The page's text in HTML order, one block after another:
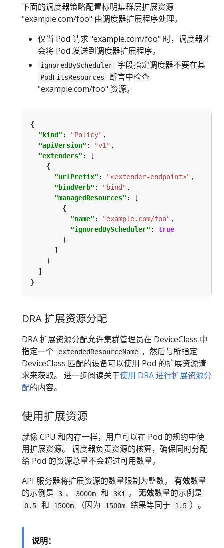
下面的调度器策略配置标明集群层扩展资源
"example.com/foo" 由调度器扩展程序处理。
仅当 Pod 请求 "example.com/foo" 时，调度器才
会将 Pod 发送到调度器扩展程序。
ignoredByScheduler 字段指定调度器不要在其
PodFitsResources
断言中检查
"example.com/foo" 资源。
"kind" : "Policy"
"apiVersion" : "v1"
"extenders"
"urlPrefix" : "<extender-endpoint>"
"bindVerb" : "bind"
"managedResources"
"name" : "example.com/foo"
"ignoredByScheduler" : true
DRA 扩展资源分配
DRA 扩展资源分配允许集群管理员在 DeviceClass 中
指定一个
extendedResourceName ，然后与所指定
DeviceClass 匹配的设备可以使用 Pod 的扩展资源请
求来获取。 进一步阅读关于使用 DRA 进行扩展资源分
配的内容。
使用扩展资源
就像 CPU 和内存一样，用户可以在 Pod 的规约中使
用扩展资源。 调度器负责资源的核算，确保同时分配
给 Pod 的资源总量不会超过可用数量。
API 服务器将扩展资源的数量限制为整数。 有效数量
的示例是
3 、 3000m 和 3Ki 。 无效数量的示例是
0.5 和 1500m （因为 1500m 结果等同于 1.5 ）。
说明：